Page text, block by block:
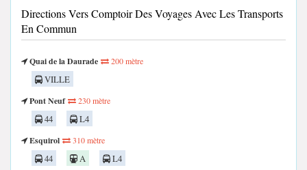
Directions Vers Comptoir Des Voyages Avec Les Transports
En Commun
Quai de la Daurade 200 mètre
VILLE
Pont Neuf
230 mètre
44
L4
Esquirol
310 mètre
44 A
L4